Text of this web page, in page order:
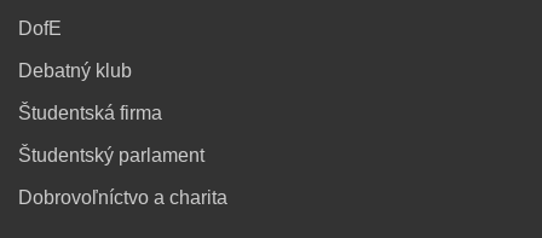
DofE
Debatný klub
Študentská firma
Študentský parlament
Dobrovoľníctvo a charita